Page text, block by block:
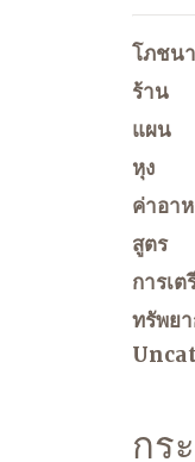
โภชน
ร้าน
แผน
หุง
ค่าอา
สูตร
การเ
ทรัพย
กร